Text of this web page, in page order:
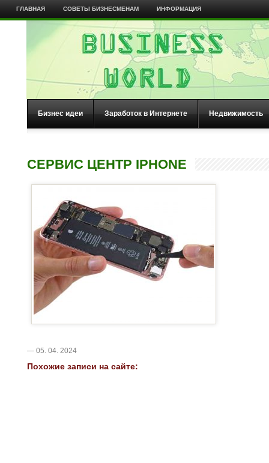
ГЛАВНАЯ СОВЕТЫ БИЗНЕСМЕНАМ ИНФОРМАЦИЯ
Бизнес идеи Заработок в Интернете Недвижимость
СЕРВИС ЦЕНТР IPHONE
— 05. 04. 2024
Похожие записи на сайте: